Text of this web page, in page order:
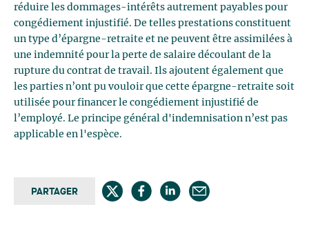
réduire les dommages-intérêts autrement payables pour
congédiement injustifié. De telles prestations constituent
un type d’épargne-retraite et ne peuvent être assimilées à
une indemnité pour la perte de salaire découlant de la
rupture du contrat de travail. Ils ajoutent également que
les parties n’ont pu vouloir que cette épargne-retraite soit
utilisée pour financer le congédiement injustifié de
l’employé. Le principe général d'indemnisation n’est pas
applicable en l'espèce.
PARTAGER